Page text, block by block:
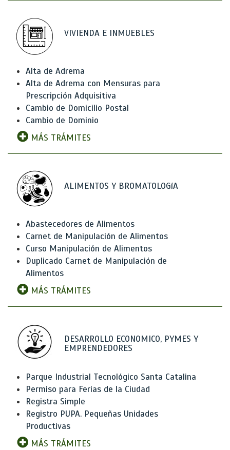
VIVIENDA E INMUEBLES
Alta de Adrema
Alta de Adrema con Mensuras para
Prescripción Adquisitiva
Cambio de Domicilio Postal
Cambio de Dominio
MÁS TRÁMITES
ALIMENTOS Y BROMATOLOGíA
Abastecedores de Alimentos
Carnet de Manipulación de Alimentos
Curso Manipulación de Alimentos
Duplicado Carnet de Manipulación de
Alimentos
MÁS TRÁMITES
DESARROLLO ECONOMICO, PYMES Y
EMPRENDEDORES
Parque Industrial Tecnológico Santa Catalina
Permiso para Ferias de la Ciudad
Registra Simple
Registro PUPA. Pequeñas Unidades
Productivas
MÁS TRÁMITES